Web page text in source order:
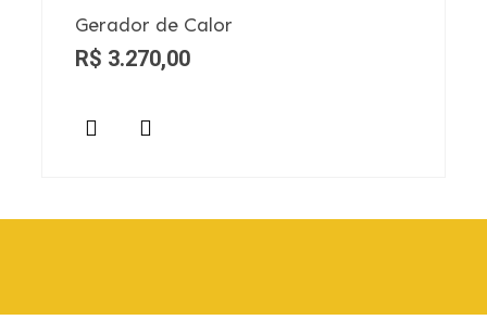
Gerador de Calor
R$ 3.270,00